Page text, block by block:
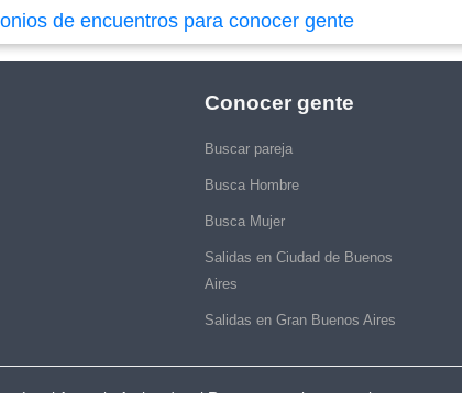
de encuentros para conocer gente
Conocer gente
Buscar pareja
Busca Hombre
Busca Mujer
Salidas en Ciudad de Buenos
Aires
Salidas en Gran Buenos Aires